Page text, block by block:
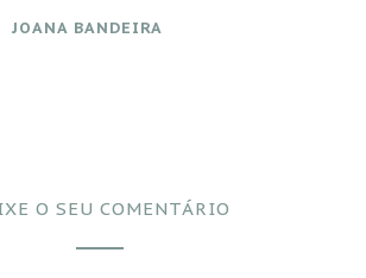
JOANA BANDEIRA
O SEU COMENTÁRIO